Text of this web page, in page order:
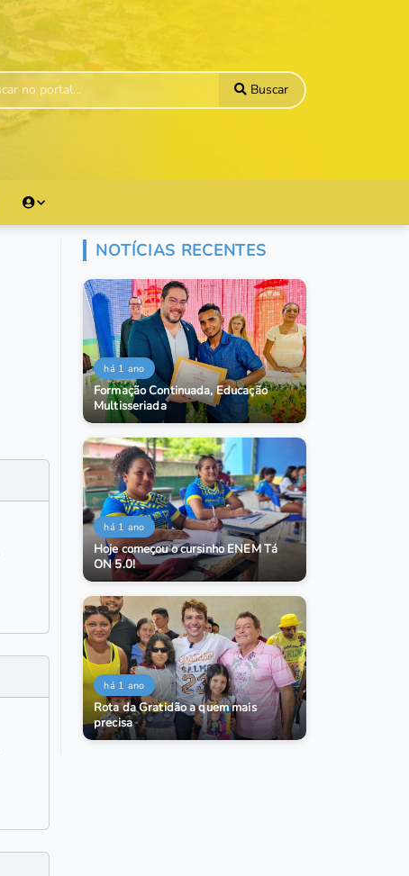
Buscar
NOTÍCIAS RECENTES
há 1 ano
Formação Continuada, Educação
Multisseriada
há 1 ano
Hoje começou o cursinho ENEM Tá
ON 5.0!
há 1 ano
Rota da Gratidão a quem mais
precisa